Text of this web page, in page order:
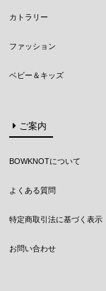
カトラリー
ファッション
ベビー＆キッズ
ご案内
BOWKNOTについて
よくある質問
特定商取引法に基づく表示
お問い合わせ